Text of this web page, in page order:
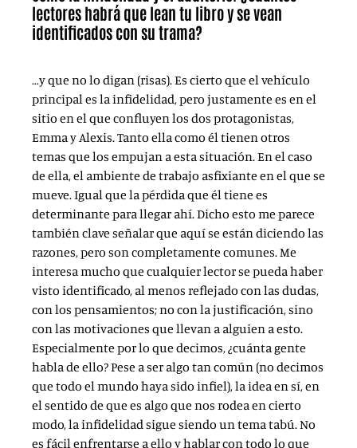
lectores habrá que lean tu libro y se vean
identificados con su trama?
…y que no lo digan (risas). Es cierto que el vehículo
principal es la infidelidad, pero justamente es en el
sitio en el que confluyen los dos protagonistas,
Emma y Alexis. Tanto ella como él tienen otros
temas que los empujan a esta situación. En el caso
de ella, el ambiente de trabajo asfixiante en el que se
mueve. Igual que la pérdida que él tiene es
determinante para llegar ahí. Dicho esto me parece
también clave señalar que aquí se están diciendo las
razones, pero son completamente comunes. Me
interesa mucho que cualquier lector se pueda haber
visto identificado, al menos reflejado con las dudas,
con los pensamientos; no con la justificación, sino
con las motivaciones que llevan a alguien a esto.
Especialmente por lo que decimos, ¿cuánta gente
habla de ello? Pese a ser algo tan común (no decimos
que todo el mundo haya sido infiel), la idea en sí, en
el sentido de que es algo que nos rodea en cierto
modo, la infidelidad sigue siendo un tema tabú. No
es fácil enfrentarse a ello y hablar con todo lo que